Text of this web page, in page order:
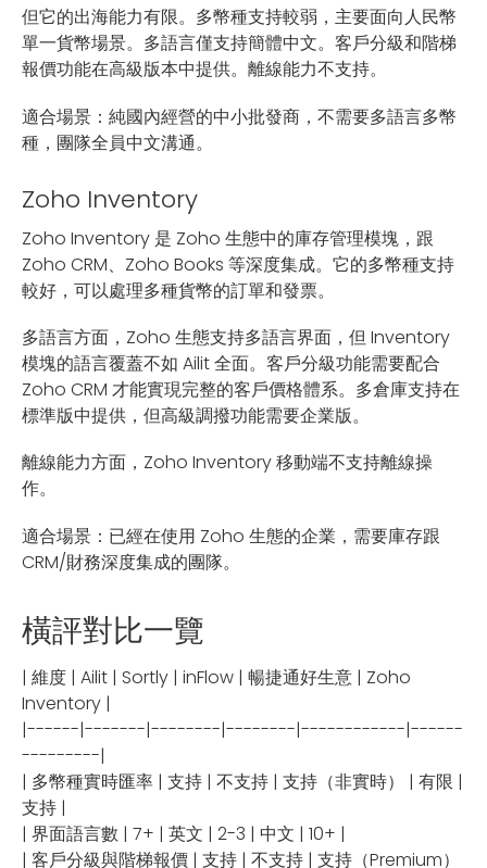
但它的出海能力有限。多幣種支持較弱，主要面向人民幣
單一貨幣場景。多語言僅支持簡體中文。客戶分級和階梯
報價功能在高級版本中提供。離線能力不支持。
適合場景：純國內經營的中小批發商，不需要多語言多幣
種，團隊全員中文溝通。
Zoho Inventory
Zoho Inventory 是 Zoho 生態中的庫存管理模塊，跟
Zoho CRM、Zoho Books 等深度集成。它的多幣種支持
較好，可以處理多種貨幣的訂單和發票。
多語言方面，Zoho 生態支持多語言界面，但 Inventory
模塊的語言覆蓋不如 Ailit 全面。客戶分級功能需要配合
Zoho CRM 才能實現完整的客戶價格體系。多倉庫支持在
標準版中提供，但高級調撥功能需要企業版。
離線能力方面，Zoho Inventory 移動端不支持離線操
作。
適合場景：已經在使用 Zoho 生態的企業，需要庫存跟
CRM/財務深度集成的團隊。
橫評對比一覽
| 維度 | Ailit | Sortly | inFlow | 暢捷通好生意 | Zoho
Inventory |
|------|-------|--------|--------|------------|------
---------|
| 多幣種實時匯率 | 支持 | 不支持 | 支持（非實時） | 有限 |
支持 |
| 界面語言數 | 7+ | 英文 | 2-3 | 中文 | 10+ |
| 客戶分級與階梯報價 | 支持 | 不支持 | 支持（Premium）